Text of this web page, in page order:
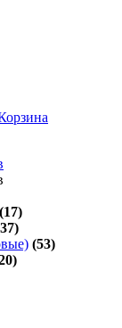
(17)
(53)